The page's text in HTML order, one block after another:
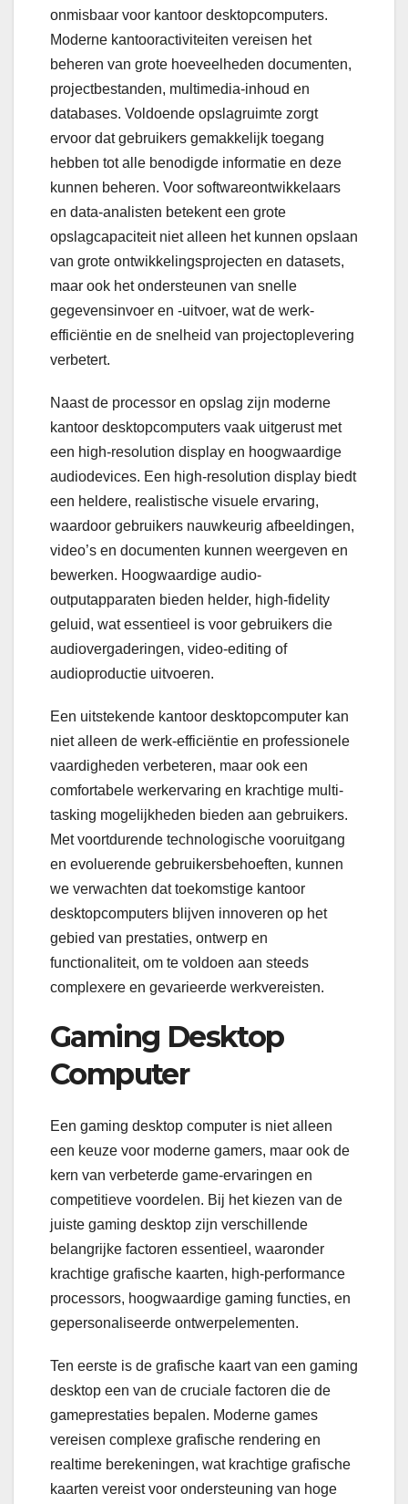
onmisbaar voor kantoor desktopcomputers.
Moderne kantooractiviteiten vereisen het
beheren van grote hoeveelheden documenten,
projectbestanden, multimedia-inhoud en
databases. Voldoende opslagruimte zorgt
ervoor dat gebruikers gemakkelijk toegang
hebben tot alle benodigde informatie en deze
kunnen beheren. Voor softwareontwikkelaars
en data-analisten betekent een grote
opslagcapaciteit niet alleen het kunnen opslaan
van grote ontwikkelingsprojecten en datasets,
maar ook het ondersteunen van snelle
gegevensinvoer en -uitvoer, wat de werk-
efficiëntie en de snelheid van projectoplevering
verbetert.
Naast de processor en opslag zijn moderne
kantoor desktopcomputers vaak uitgerust met
een high-resolution display en hoogwaardige
audiodevices. Een high-resolution display biedt
een heldere, realistische visuele ervaring,
waardoor gebruikers nauwkeurig afbeeldingen,
video’s en documenten kunnen weergeven en
bewerken. Hoogwaardige audio-
outputapparaten bieden helder, high-fidelity
geluid, wat essentieel is voor gebruikers die
audiovergaderingen, video-editing of
audioproductie uitvoeren.
Een uitstekende kantoor desktopcomputer kan
niet alleen de werk-efficiëntie en professionele
vaardigheden verbeteren, maar ook een
comfortabele werkervaring en krachtige multi-
tasking mogelijkheden bieden aan gebruikers.
Met voortdurende technologische vooruitgang
en evoluerende gebruikersbehoeften, kunnen
we verwachten dat toekomstige kantoor
desktopcomputers blijven innoveren op het
gebied van prestaties, ontwerp en
functionaliteit, om te voldoen aan steeds
complexere en gevarieerde werkvereisten.
Gaming Desktop
Computer
Een gaming desktop computer is niet alleen
een keuze voor moderne gamers, maar ook de
kern van verbeterde game-ervaringen en
competitieve voordelen. Bij het kiezen van de
juiste gaming desktop zijn verschillende
belangrijke factoren essentieel, waaronder
krachtige grafische kaarten, high-performance
processors, hoogwaardige gaming functies, en
gepersonaliseerde ontwerpelementen.
Ten eerste is de grafische kaart van een gaming
desktop een van de cruciale factoren die de
gameprestaties bepalen. Moderne games
vereisen complexe grafische rendering en
realtime berekeningen, wat krachtige grafische
kaarten vereist voor ondersteuning van hoge